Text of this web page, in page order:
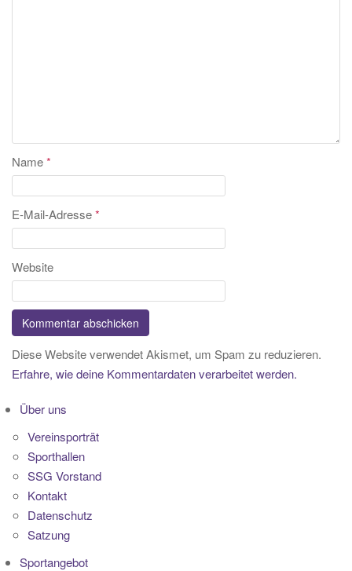
Name*
E-Mail-Adresse*
Website
Diese Website verwendet Akismet, um Spam zu reduzieren.
Erfahre, wie deine Kommentardaten verarbeitet werden.
Über uns
Vereinsporträt
Sporthallen
SSG Vorstand
Kontakt
Datenschutz
Satzung
Sportangebot